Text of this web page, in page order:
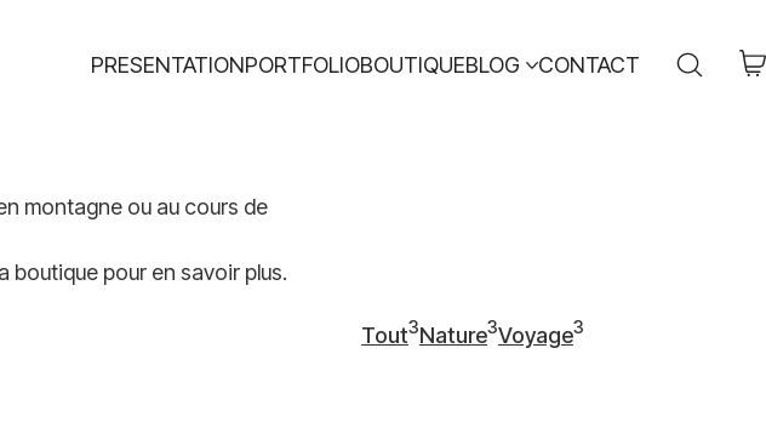
PRESENTATIONPORTFOLIOBOUTIQUEBLOG CONTACT
montagne ou au cours de
boutique pour en savoir plus.
Tout3
3
Nature3
3
Voyage3
3